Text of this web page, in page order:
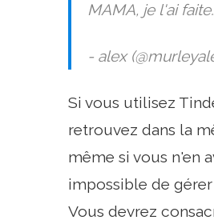
MAMA, je l'ai
- alex
Si vous utilisez
retrouvez dans la
même si vous n'en
impossible de
Vous devrez